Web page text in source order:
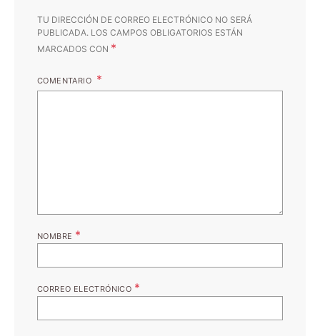
TU DIRECCIÓN DE CORREO ELECTRÓNICO NO SERÁ
PUBLICADA. LOS CAMPOS OBLIGATORIOS ESTÁN
MARCADOS CON *
COMENTARIO
NOMBRE *
CORREO ELECTRÓNICO *